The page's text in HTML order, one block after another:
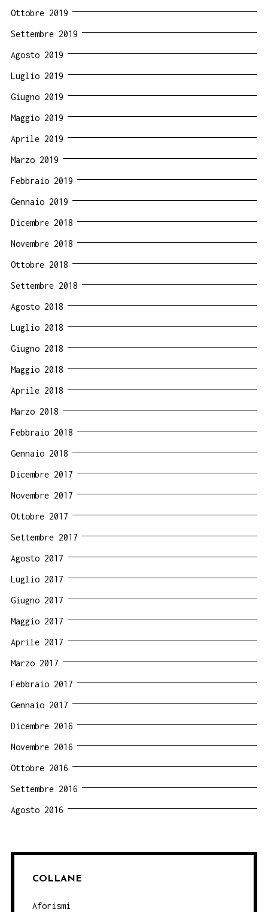
Ottobre 2019
Settembre 2019
Agosto 2019
Luglio 2019
Giugno 2019
Maggio 2019
Aprile 2019
Marzo 2019
Febbraio 2019
Gennaio 2019
Dicembre 2018
Novembre 2018
Ottobre 2018
Settembre 2018
Agosto 2018
Luglio 2018
Giugno 2018
Maggio 2018
Aprile 2018
Marzo 2018
Febbraio 2018
Gennaio 2018
Dicembre 2017
Novembre 2017
Ottobre 2017
Settembre 2017
Agosto 2017
Luglio 2017
Giugno 2017
Maggio 2017
Aprile 2017
Marzo 2017
Febbraio 2017
Gennaio 2017
Dicembre 2016
Novembre 2016
Ottobre 2016
Settembre 2016
Agosto 2016
COLLANE
Aforismi